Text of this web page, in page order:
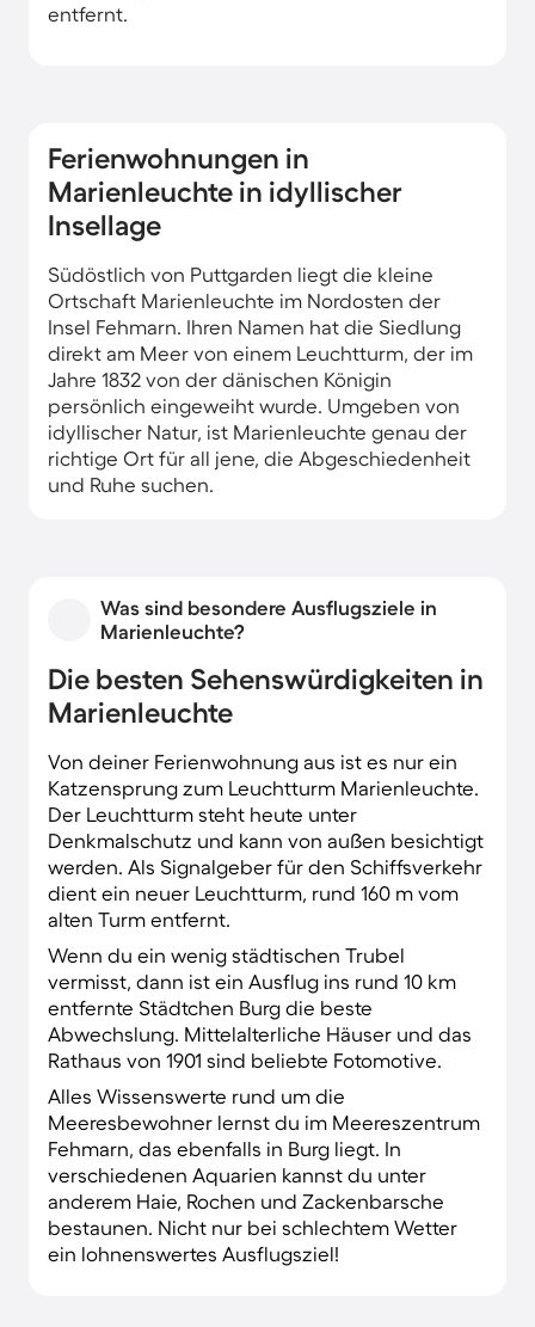
entfernt.
Ferienwohnungen in
Marienleuchte in idyllischer
Insellage
Südöstlich von Puttgarden liegt die kleine
Ortschaft Marienleuchte im Nordosten der
Insel Fehmarn. Ihren Namen hat die Siedlung
direkt am Meer von einem Leuchtturm, der im
Jahre 1832 von der dänischen Königin
persönlich eingeweiht wurde. Umgeben von
idyllischer Natur, ist Marienleuchte genau der
richtige Ort für all jene, die Abgeschiedenheit
und Ruhe suchen.
zum Meer, sodass du vom Ferienhaus oder der
Ferienwohnung direkt zu einem entspannten
du danach einen Kaffee trinken oder essen
gehen möchtest, dann bietet dir das rund 10
Was sind besondere Ausflugsziele in
Marienleuchte?
Die besten Sehenswürdigkeiten in
Marienleuchte
Von deiner Ferienwohnung aus ist es nur ein
Katzensprung zum Leuchtturm Marienleuchte.
Der Leuchtturm steht heute unter
Denkmalschutz und kann von außen besichtigt
werden. Als Signalgeber für den Schiffsverkehr
dient ein neuer Leuchtturm, rund 160 m vom
alten Turm entfernt.
Wenn du ein wenig städtischen Trubel
vermisst, dann ist ein Ausflug ins rund 10 km
entfernte Städtchen Burg die beste
Abwechslung. Mittelalterliche Häuser und das
Rathaus von 1901 sind beliebte Fotomotive.
Alles Wissenswerte rund um die
Meeresbewohner lernst du im Meereszentrum
Fehmarn, das ebenfalls in Burg liegt. In
verschiedenen Aquarien kannst du unter
anderem Haie, Rochen und Zackenbarsche
bestaunen. Nicht nur bei schlechtem Wetter
ein lohnenswertes Ausflugsziel!